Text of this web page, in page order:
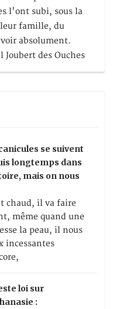
l'ont subi, sous la
leur famille, du
absolument.
Joubert des Ouches
se suivent
longtemps dans
mais on nous
chaud, il va faire
même quand une
la peau, il nous
incessantes
loi sur
: